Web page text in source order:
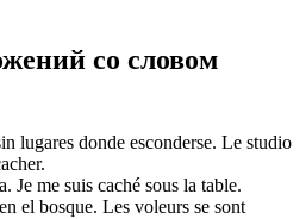
со словом
lugares donde esconderse. Le studio
.
Je me suis caché sous la table.
en el bosque. Les voleurs se sont